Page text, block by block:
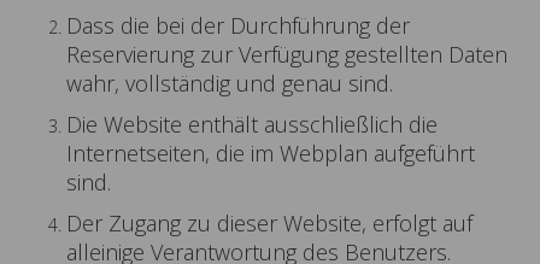
Dass die bei der Durchführung der
Reservierung zur Verfügung gestellten Daten
wahr, vollständig und genau sind.
Die Website enthält ausschließlich die
Internetseiten, die im Webplan aufgeführt
sind.
Der Zugang zu dieser Website, erfolgt auf
alleinige Verantwortung des Benutzers.